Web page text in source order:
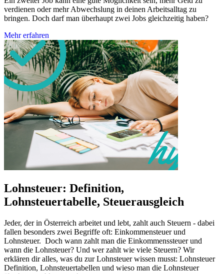
verdienen oder mehr Abwechslung in deinen Arbeitsalltag zu
bringen. Doch darf man überhaupt zwei Jobs gleichzeitig haben?
Mehr erfahren
Lohnsteuer: Definition,
Lohnsteuertabelle, Steuerausgleich
Jeder, der in Österreich arbeitet und lebt, zahlt auch Steuern - dabei
fallen besonders zwei Begriffe oft: Einkommensteuer und
Lohnsteuer. Doch wann zahlt man die Einkommenssteuer und
wann die Lohnsteuer? Und wer zahlt wie viele Steuern? Wir
erklären dir alles, was du zur Lohnsteuer wissen musst: Lohnsteuer
Definition, Lohnsteuertabellen und wieso man die Lohnsteuer